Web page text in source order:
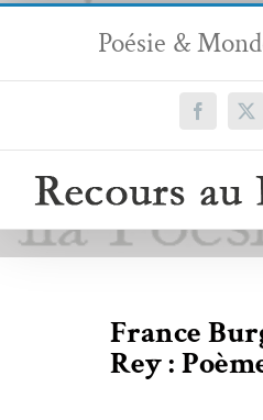
Passer
contenu
Poésie &
Facebook
X
France
Rey :